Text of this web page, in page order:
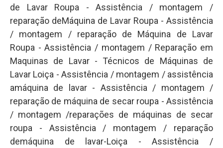
de Lavar Roupa - Assistência / montagem /
reparação deMáquina de Lavar Roupa - Assistência
/ montagem / reparação de Máquina de Lavar
Roupa - Assistência / montagem / Reparação em
Maquinas de Lavar - Técnicos de Máquinas de
Lavar Loiça - Assistência / montagem / assistência
amáquina de lavar - Assistência / montagem /
reparação de máquina de secar roupa - Assistência
/ montagem /reparações de máquinas de secar
roupa - Assistência / montagem / reparação
demáquina de lavar-Loiça - Assistência /